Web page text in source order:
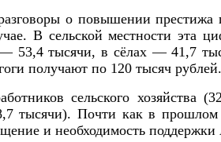
о повышении
В сельской местности эта
53,4 тысячи, в сёлах — 41,7
получают по 120 тысяч
сельского хозяйства
тысячи). Почти как в
и необходимость